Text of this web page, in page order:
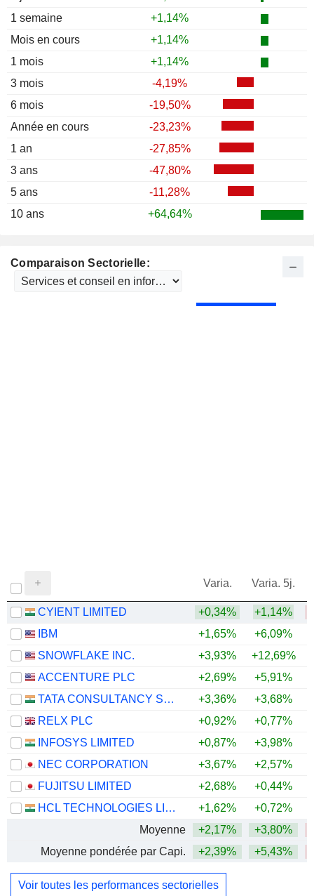
1 semaine
+1,14%
Mois en cours
+1,14%
1 mois
+1,14%
3 mois
-4,19%
6 mois
-19,50%
Année en cours
-23,23%
1 an
-27,85%
3 ans
-47,80%
5 ans
-11,28%
10 ans
+64,64%
Comparaison Sectorielle:
Varia. Varia. 5j.
CYIENT LIMITED +0,34% +1,14%
IBM
+1,65% +6,09%
SNOWFLAKE INC.
+3,93% +12,69%
ACCENTURE PLC
+2,69% +5,91%
TATA CONSULTANCY SERVICES LTD.
+3,36% +3,68%
RELX PLC
+0,92% +0,77%
INFOSYS LIMITED
+0,87% +3,98%
NEC CORPORATION
+3,67% +2,57%
FUJITSU LIMITED
+2,68% +0,44%
HCL TECHNOLOGIES LIMITED
+1,62% +0,72%
Moyenne
+2,17% +3,80%
Moyenne pondérée par Capi.
+2,39% +5,43%
Voir toutes les performances sectorielles